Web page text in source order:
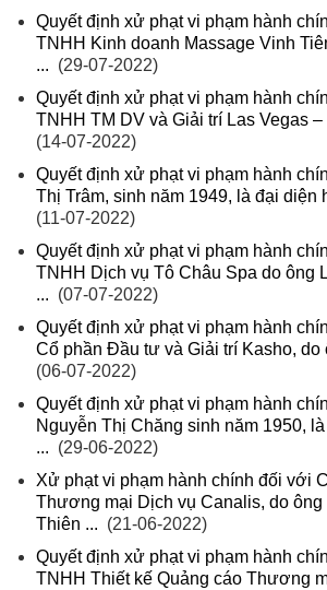
Quyết định xử phạt vi phạm hành
TNHH Kinh doanh Massage Vinh
... (29-07-2022)
Quyết định xử phạt vi phạm hành
TNHH TM DV và Giải trí Las Vegas –
(14-07-2022)
Quyết định xử phạt vi phạm hành
Thị Trâm, sinh năm 1949, là đại diện
(11-07-2022)
Quyết định xử phạt vi phạm hành
TNHH Dịch vụ Tô Châu Spa do ông
... (07-07-2022)
Quyết định xử phạt vi phạm hành
Cổ phần Đầu tư và Giải trí Kasho, do
(06-07-2022)
Quyết định xử phạt vi phạm hành
Nguyễn Thị Chăng sinh năm 1950,
... (29-06-2022)
Xử phạt vi phạm hành chính đối với
Thương mại Dịch vụ Canalis, do ông
Thiên ... (21-06-2022)
Quyết định xử phạt vi phạm hành
TNHH Thiết kế Quảng cáo Thương